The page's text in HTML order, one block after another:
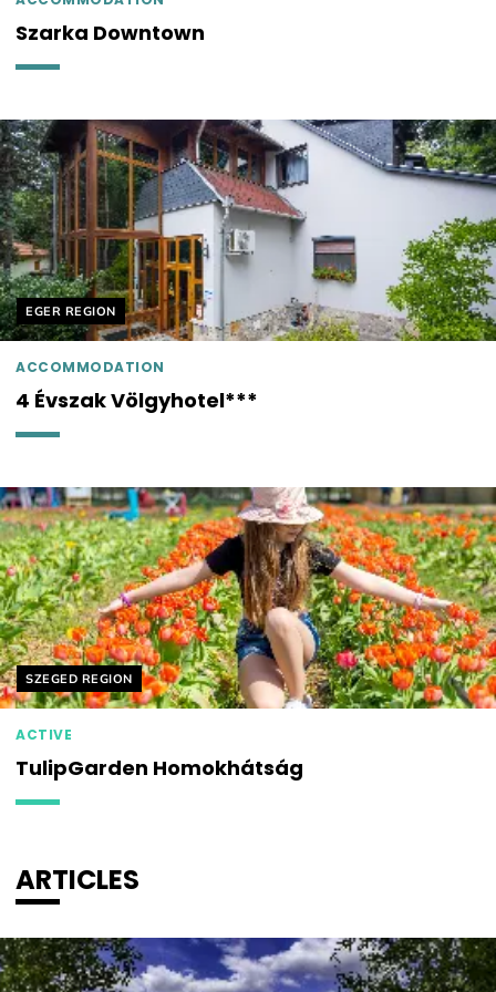
Szarka Downtown
Helyszín címkék:
EGER REGION
ACCOMMODATION
4 Évszak Völgyhotel***
Helyszín címkék:
SZEGED REGION
ACTIVE
TulipGarden Homokhátság
ARTICLES